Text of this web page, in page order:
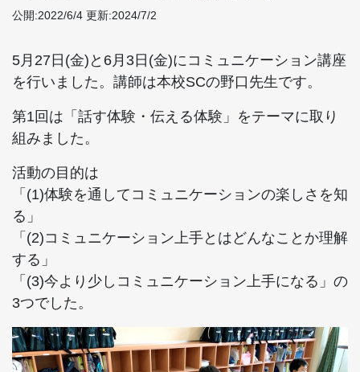
公開:2022/6/4 更新:2024/7/2
5月27日(金)と6月3日(金)にコミュニケーション講座
を行いました。講師は本校SCの野口先生です。
第1回は「話す体験・伝える体験」をテーマに取り
組みました。
活動の目的は
「(1)体験を通してコミュニケーションの楽しさを知
る」
「(2)コミュニケーション上手とはどんなことか理解
する」
「(3)今より少しコミュニケーション上手になる」の
3つでした。